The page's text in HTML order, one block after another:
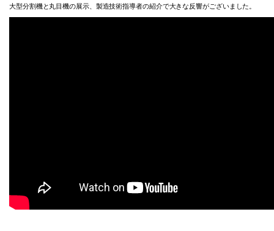
大型分割機と丸目機の展示、製造技術指導者の紹介で大きな反響がございました。